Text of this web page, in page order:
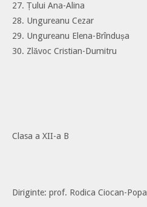
27. Țului Ana-Alina
28. Ungureanu Cezar
29. Ungureanu Elena-Brîndușa
30. Zlăvoc Cristian-Dumitru
Clasa a XII-a B
Diriginte: prof. Rodica Ciocan-Popa